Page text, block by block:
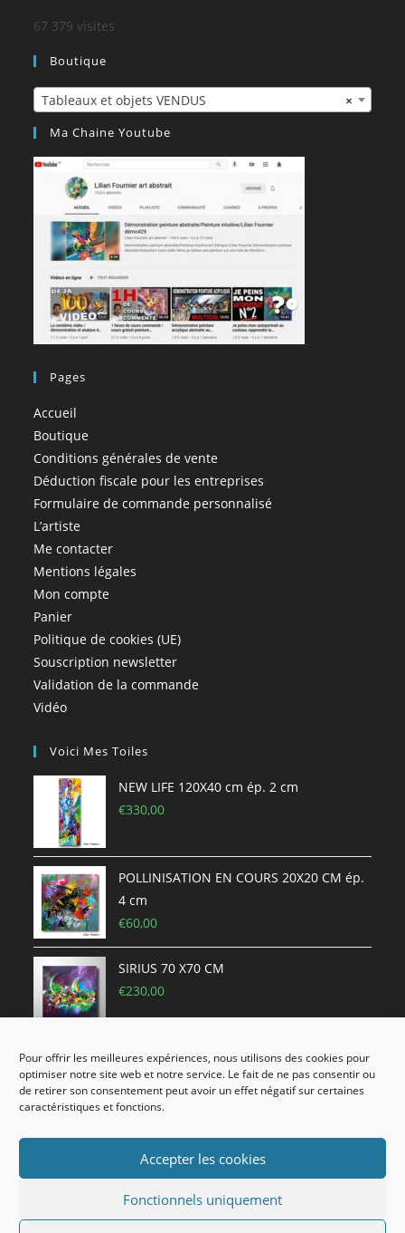
Pour offrir les meilleures expériences, nous utilisons des cookies pour
optimiser notre site web et notre service. Le fait de ne pas consentir ou
de retirer son consentement peut avoir un effet négatif sur certaines
caractéristiques et fonctions.
Accepter les cookies
Fonctionnels uniquement
67 379 visites
Boutique
×
Tableaux et objets VENDUS
Ma Chaine Youtube
Pages
Accueil
Boutique
Conditions générales de vente
Déduction fiscale pour les entreprises
Formulaire de commande personnalisé
L’artiste
Me contacter
Mentions légales
Mon compte
Panier
Politique de cookies (UE)
Souscription newsletter
Validation de la commande
Vidéo
Voici Mes Toiles
NEW LIFE 120X40 cm ép. 2 cm
€330,00
POLLINISATION EN COURS 20X20 CM ép.
4 cm
€60,00
SIRIUS 70 X70 CM
€230,00
FRÉNÉSIE 70x70 cm (châssis 3D)
€250,00
réservés